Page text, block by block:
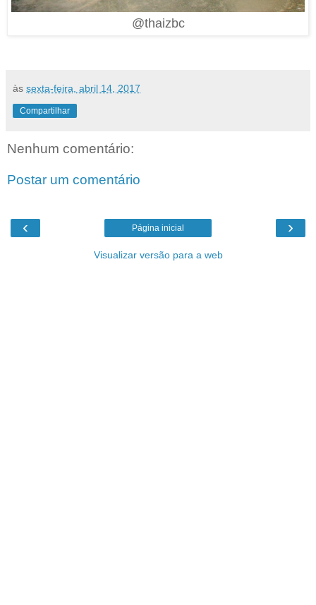
@thaizbc
às sexta-feira, abril 14, 2017
Compartilhar
Nenhum comentário:
Postar um comentário
‹ ›
Página inicial
Visualizar versão para a web